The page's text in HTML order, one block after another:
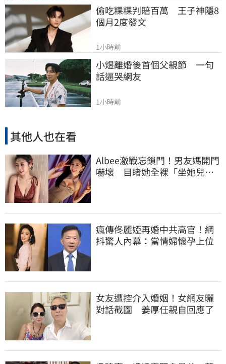
偷吃粿粿判賠百萬　王子神隱8
個月2度發文
1小時前
小煜離婚後首個父親節　一句
話逼哭網友
1小時前
其他人也在看
Albee激戰忘鎖門！男友媽開門
嚇壞 目睹她全裸「坐她兒子
瘋傳佟麗婭再婚中共高官！網
抖驚人內幕：當情婦懷孕上位
女友遭控介入婚姻！女網友曬
對話截圖 姜厚任親自回應了